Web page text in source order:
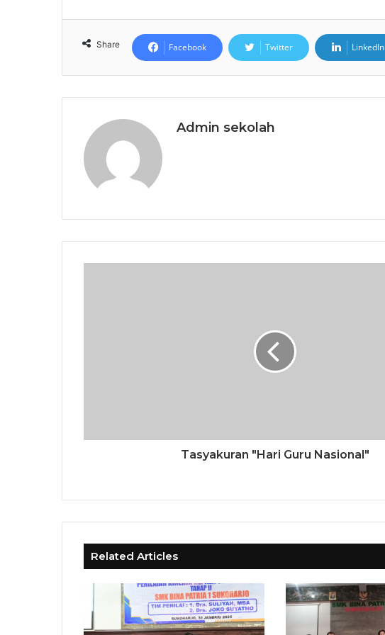
Share Facebook Twitter LinkedIn
Admin sekolah
Tasyakuran "Hari Guru Nasional"
Related Articles